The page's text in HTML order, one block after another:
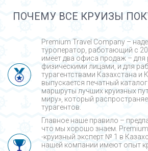
ПОЧЕМУ ВСЕ КРУИЗЫ
Premium Travel Company –
туроператор, работающий с
имеет два офиса продаж – для
физическими лицами, и для
турагентствами Казахстана и
выпускается печатный
маршруты лучших круизных
миру», который
турагентов.
Главное наше правило –
что мы хорошо знаем.
-круизный эксперт № 1 в
нашей компании имеют опыт